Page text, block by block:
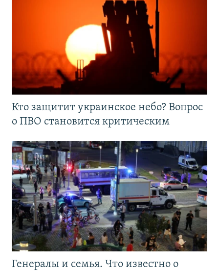
Кто защитит украинское небо? Вопрос
о ПВО становится критическим
Генералы и семья. Что известно о